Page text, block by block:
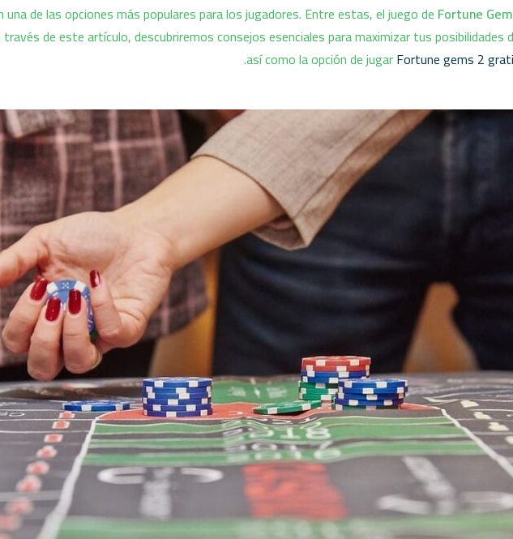
de las opciones más populares para los jugadores. Entre estas, el juego de Fortune
de este artículo, descubriremos consejos esenciales para maximizar tus posibilidades
así como la opción de jugarFortune gems 2